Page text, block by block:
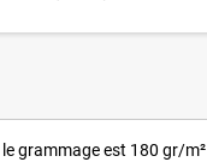
grammage est 180 gr/m²